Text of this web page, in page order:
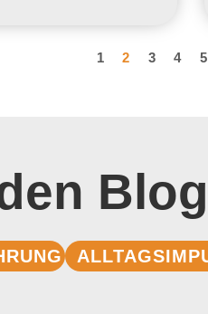
1 2 3 4 5